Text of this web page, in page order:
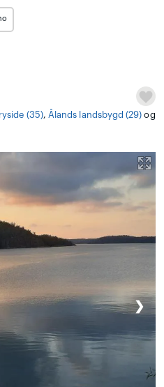
(35), Ålands landsbygd (29) og
❯